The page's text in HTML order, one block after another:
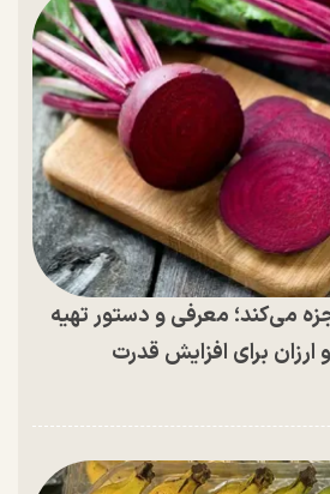
می‌کند؛ معرفی و دستور تهیه
برای افزایش قدرت